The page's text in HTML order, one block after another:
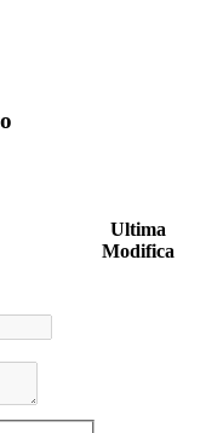
Ultima
Modifica